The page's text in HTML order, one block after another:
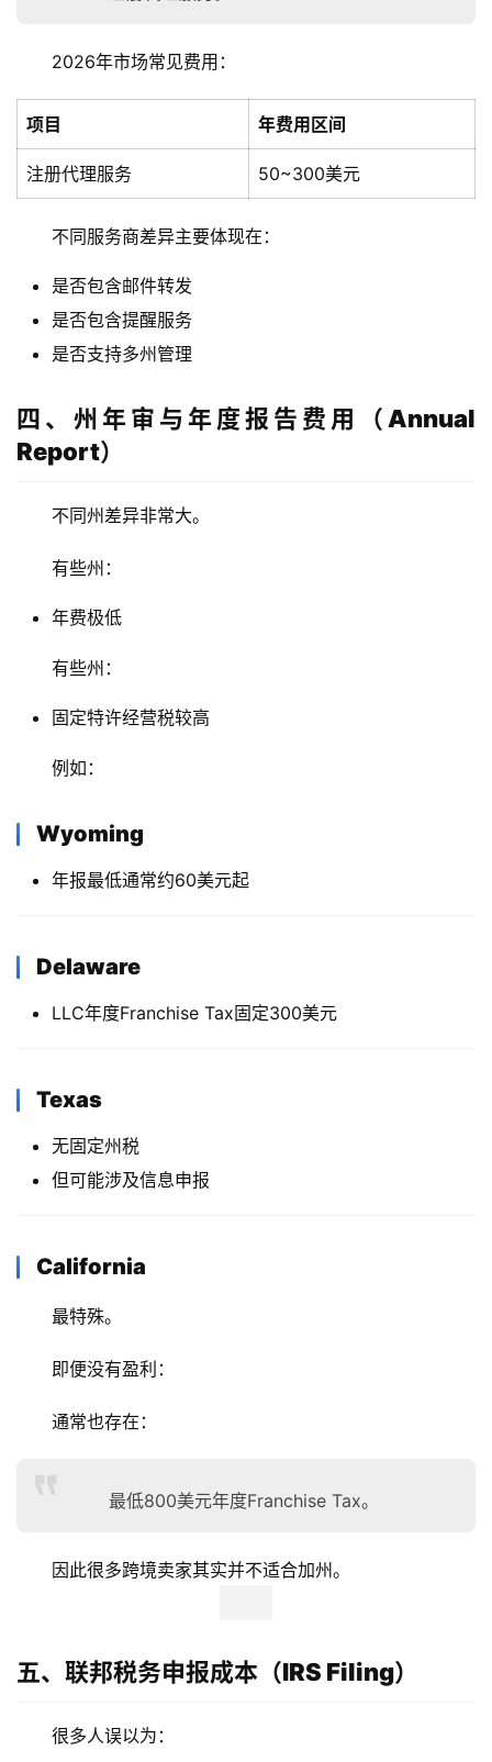
2026年市场常见费用：
项目 年费用区间
注册代理服务 50~300美元
不同服务商差异主要体现在：
是否包含邮件转发
是否包含提醒服务
是否支持多州管理
四、州年审与年度报告费用（Annual
Report）
不同州差异非常大。
有些州：
年费极低
有些州：
固定特许经营税较高
例如：
Wyoming
年报最低通常约60美元起
Delaware
LLC年度Franchise Tax固定300美元
Texas
无固定州税
但可能涉及信息申报
California
最特殊。
即便没有盈利：
通常也存在：
最低800美元年度Franchise Tax。
因此很多跨境卖家其实并不适合加州。
五、联邦税务申报成本（IRS Filing）
很多人误以为：